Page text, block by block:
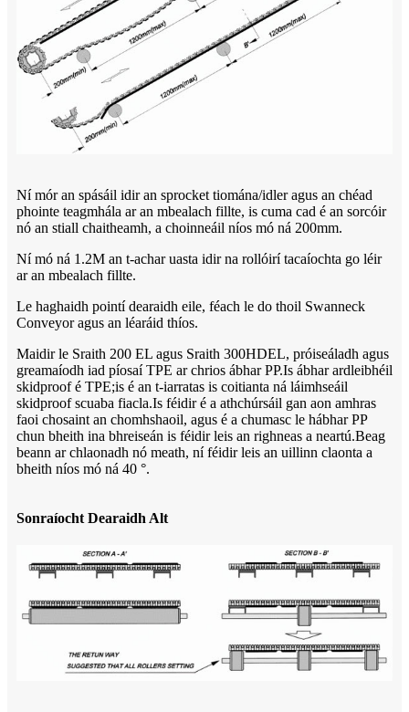
Ní mór an spásáil idir an sprocket tiomána/idler agus an chéad
phointe teagmhála ar an mbealach fillte, is cuma cad é an sorcóir
nó an stiall chaitheamh, a choinneáil níos mó ná 200mm.
Ní mó ná 1.2M an t-achar uasta idir na rollóirí tacaíochta go léir
ar an mbealach fillte.
Le haghaidh pointí dearaidh eile, féach le do thoil Swanneck
Conveyor agus an léaráid thíos.
Maidir le Sraith 200 EL agus Sraith 300HDEL, próiseáladh agus
greamaíodh iad píosaí TPE ar chrios ábhar PP.Is ábhar ardleibhéil
skidproof é TPE;is é an t-iarratas is coitianta ná láimhseáil
skidproof scuaba fiacla.Is féidir é a athchúrsáil gan aon amhras
faoi chosaint an chomhshaoil, agus é a chumasc le hábhar PP
chun bheith ina bhreiseán is féidir leis an righneas a neartú.Beag
beann ar chlaonadh nó meath, ní féidir leis an uillinn claonta a
bheith níos mó ná 40 °.
Sonraíocht Dearaidh Alt